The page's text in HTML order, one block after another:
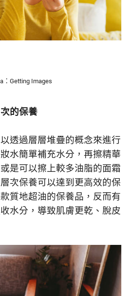
：Getting Images
的保養
透過層層堆疊的概念來進行
水簡單補充水分，再擦精華
是可以擦上較多油脂的面霜
次保養可以達到更高效的保
質地超油的保養品，反而有
水分，導致肌膚更乾、脫皮